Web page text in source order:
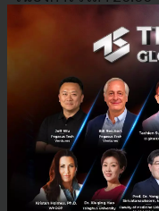
ที่ 10 พ.ย. 2563
“การพัฒนาเพื่อรองรั
แบบของ LINE
พัฒนาครั้งสำคัญ ที่เป็
แข็งแกร่งของทุกเซอ
ความสะดวกสบาย ส
วิสัยทัศน์ Life on